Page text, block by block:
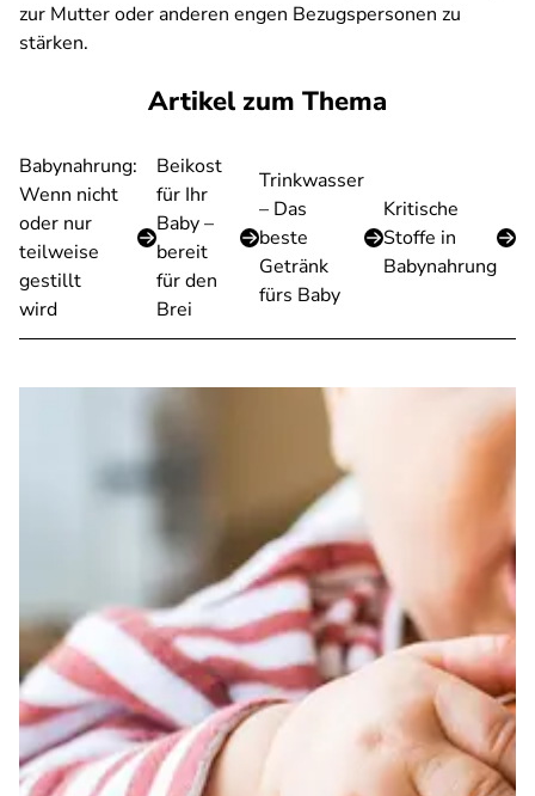
zur Mutter oder anderen engen Bezugspersonen zu
stärken.
Artikel zum Thema
Babynahrung:
Wenn nicht
oder nur
teilweise
gestillt
wird
Beikost
für Ihr
Baby –
bereit
für den
Brei
Trinkwasser
– Das
beste
Getränk
fürs Baby
Kritische
Stoffe in
Babynahrung